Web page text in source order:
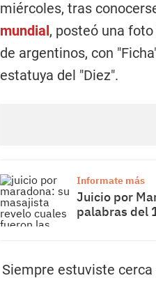
miércoles, tras
mundial, posteó una
de argentinos, con
estatuya del "Diez".
Informate más
Juicio por
palabras del
Siempre estuviste cerca